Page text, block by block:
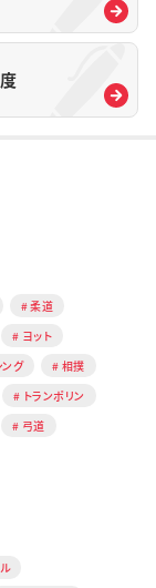
柔道
ヨット
グ
相撲
トランポリン
弓道